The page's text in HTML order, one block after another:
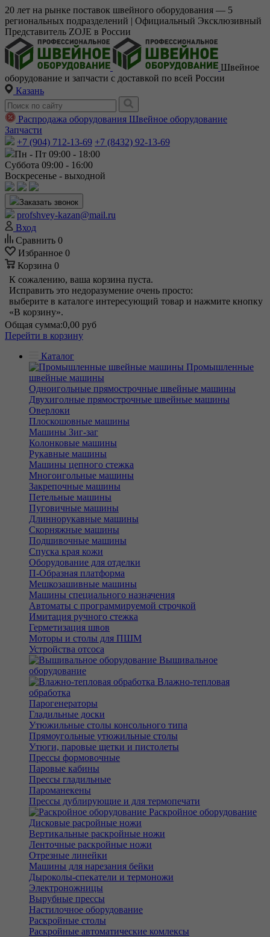
20 лет на рынке поставок швейного оборудования — 5
региональных подразделений | Официальный Эксклюзивный
Представитель ZOJE в России
Швейное
оборудование и запчасти с доставкой по всей России
Казань
Распродажа оборудования Швейное оборудование
Запчасти
+7 (904) 712-13-69 +7 (8432) 92-13-69
Пн - Пт 09:00 - 18:00
Суббота 09:00 - 16:00
Воскресенье - выходной
Заказать звонок
profshvey-kazan@mail.ru
Вход
Сравнить 0
Избранное 0
Корзина 0
К сожалению, ваша корзина пуста.
Исправить это недоразумение очень просто:
выберите в каталоге интересующий товар и нажмите кнопку
«В корзину».
Общая сумма:0,00 руб
Перейти в корзину
Каталог
Промышленные
швейные машины
Одноигольные прямострочные швейные машины
Двухиголные прямострочные швейные машины
Оверлоки
Плоскошовные машины
Машины Зиг-заг
Колонковые машины
Рукавные машины
Машины цепного стежка
Многоигольные машины
Закрепочные машины
Петельные машины
Пуговичные машины
Длиннорукавные машины
Скорняжные машины
Подшивочные машины
Спуска края кожи
Оборудование для отделки
П-Образная платформа
Мешкозашивные машины
Машины специального назначения
Автоматы с программируемой строчкой
Имитация ручного стежка
Герметизация швов
Моторы и столы для ПШМ
Устройства отсоса
Вышивальное
оборудование
Влажно-тепловая
обработка
Парогенераторы
Гладильные доски
Утюжильные столы консольного типа
Прямоугольные утюжильные столы
Утюги, паровые щетки и пистолеты
Прессы формовочные
Паровые кабины
Прессы гладильные
Пароманекены
Прессы дублирующие и для термопечати
Раскройное оборудование
Дисковые расройные ножи
Вертикальные раскройные ножи
Ленточные раскройные ножи
Отрезные линейки
Машины для нарезания бейки
Дыроколы-спекатели и термоножи
Электроножницы
Вырубные прессы
Настилочное оборудование
Раскройные столы
Раскройные автоматические комлексы